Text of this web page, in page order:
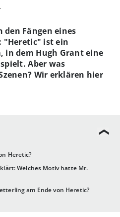
Heretic?
Welches Motiv hatte Mr.
am Ende von Heretic?
Fängen eines
"Heretic" ist ein
in dem Hugh Grant eine
Aber was
Wir erklären hier